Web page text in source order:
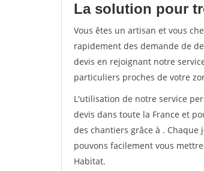
La solution pour
Vous êtes un artisan et vous
rapidement des demande de
devis en rejoignant notre
particuliers proches de votre
L'utilisation de notre service
devis dans toute la France et
des chantiers grâce à . Chaque
pouvons facilement vous
Habitat.